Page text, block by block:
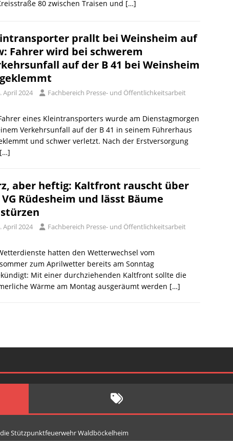
80 zwischen Traisen und […]
prallt bei Weinsheim auf
Fahrer wird bei schwerem
auf der B 41 bei Weinsheim
April 2024
Fachbereich Presse- und Öffentlichkeitsarbeit
eines Kleintransporters wurde am Dienstagmorgen
Verkehrsunfall auf der B 41 in seinem Führerhaus
und schwer verletzt. Nach der Erstversorgung
[…]
aber heftig: Kaltfront rauscht über
Rüdesheim und lässt Bäume
April 2024
Fachbereich Presse- und Öffentlichkeitsarbeit
hatten den Wetterwechsel vom
zum Aprilwetter bereits am Sonntag
Mit einer durchziehenden Kaltfront sollte die
Wärme am Montag ausgeräumt werden […]
Stützpunktfeuerwehr Waldböckelheim